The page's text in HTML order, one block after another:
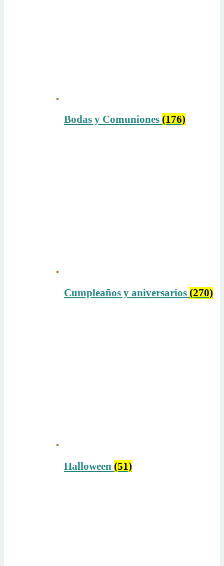
Bodas y Comuniones (176)
Cumpleaños y aniversarios (270)
Halloween (51)